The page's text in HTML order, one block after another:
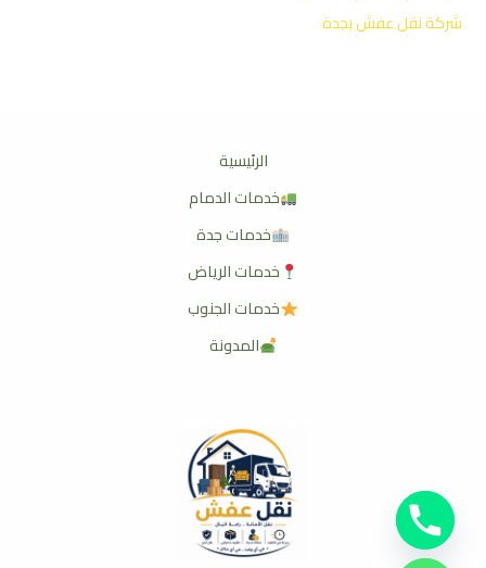
شركة نقل عفش بجدة
الرئيسية
خدمات الدمام
خدمات جدة
خدمات الرياض
خدمات الجنوب
المدونة